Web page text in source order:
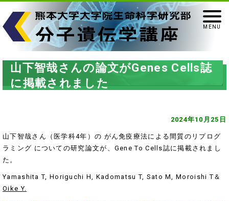
山下智哉さんの論文がGenes Cells誌
に掲載されました
2024年10月25日
山下智哉さん（医学科4年）の がん免疫療法による間質のリプログ
ラミング についての研究論文が、Gene To Cells誌に掲載されまし
た。
Yamashita T, Horiguchi H, Kadomatsu T, Sato M, Moroishi T＆
Oike Y.